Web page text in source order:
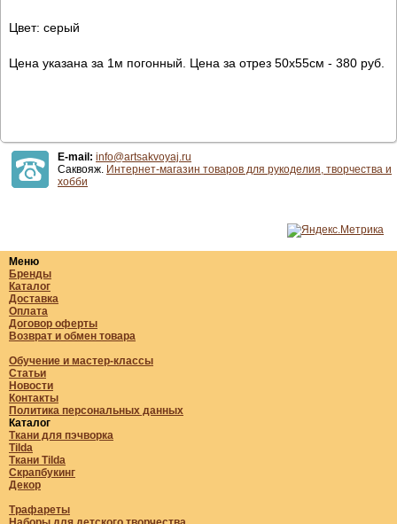
Цвет: серый
Цена указана за 1м погонный. Цена за отрез 50х55см - 380 руб.
E-mail: info@artsakvoyaj.ru
Саквояж. Интернет-магазин товаров для рукоделия, творчества и
хобби
Меню
Бренды
Каталог
Доставка
Оплата
Договор оферты
Возврат и обмен товара
Обучение и мастер-классы
Статьи
Новости
Контакты
Политика персональных данных
Каталог
Ткани для пэчворка
Tilda
Ткани Tilda
Скрапбукинг
Декор
Трафареты